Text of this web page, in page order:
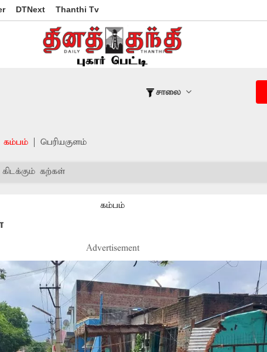
DTNext Thanthi Tv
சாலை
கம்பம் பெரியகுளம்
கற்கள்
கம்பம்
Advertisement